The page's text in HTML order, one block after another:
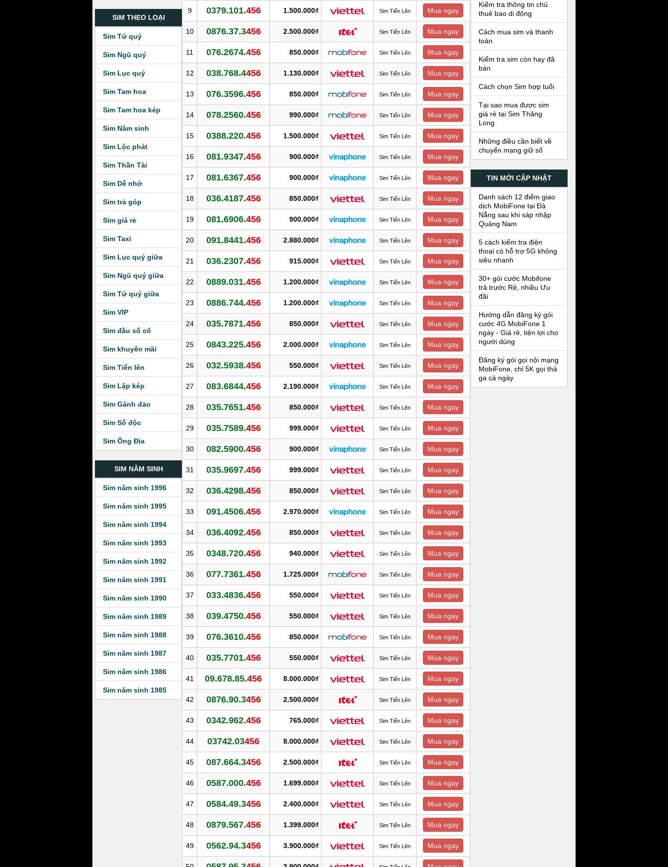
SIM THEO LOẠI
Sim Tứ quý
Sim Ngũ quý
Sim Lục quý
Sim Tam hoa
Sim Tam hoa kép
Sim Năm sinh
Sim Lộc phát
Sim Thần Tài
Sim Dễ nhớ
Sim trả góp
Sim giá rẻ
Sim Taxi
Sim Lục quý giữa
Sim Ngũ quý giữa
Sim Tứ quý giữa
Sim VIP
Sim đầu số cổ
Sim khuyến mãi
Sim Tiến lên
Sim Lặp kép
Sim Gánh đảo
Sim Số độc
Sim Ông Địa
SIM NĂM SINH
Sim năm sinh 1996
Sim năm sinh 1995
Sim năm sinh 1994
Sim năm sinh 1993
Sim năm sinh 1992
Sim năm sinh 1991
Sim năm sinh 1990
Sim năm sinh 1989
Sim năm sinh 1988
Sim năm sinh 1987
Sim năm sinh 1986
Sim năm sinh 1985
9 0379.101.456 1.500.000₫ Sim Tiến Lên Mua ngay
10 0876.37.3456 2.500.000₫ Sim Tiến Lên Mua ngay
11 076.2674.456 850.000₫ Sim Tiến Lên Mua ngay
12 038.768.4456 1.130.000₫ Sim Tiến Lên Mua ngay
13 076.3596.456 850.000₫ Sim Tiến Lên Mua ngay
14 078.2560.456 990.000₫ Sim Tiến Lên Mua ngay
15 0388.220.456 1.500.000₫ Sim Tiến Lên Mua ngay
16 081.9347.456 900.000₫ Sim Tiến Lên Mua ngay
17 081.6367.456 900.000₫ Sim Tiến Lên Mua ngay
18 036.4187.456 850.000₫ Sim Tiến Lên Mua ngay
19 081.6906.456 900.000₫ Sim Tiến Lên Mua ngay
20 091.8441.456 2.880.000₫ Sim Tiến Lên Mua ngay
21 036.2307.456 915.000₫ Sim Tiến Lên Mua ngay
22 0889.031.456 1.200.000₫ Sim Tiến Lên Mua ngay
23 0886.744.456 1.200.000₫ Sim Tiến Lên Mua ngay
24 035.7871.456 850.000₫ Sim Tiến Lên Mua ngay
25 0843.225.456 2.000.000₫ Sim Tiến Lên Mua ngay
26 032.5938.456 550.000₫ Sim Tiến Lên Mua ngay
27 083.6844.456 2.190.000₫ Sim Tiến Lên Mua ngay
28 035.7651.456 850.000₫ Sim Tiến Lên Mua ngay
29 035.7589.456 999.000₫ Sim Tiến Lên Mua ngay
30 082.5900.456 900.000₫ Sim Tiến Lên Mua ngay
31 035.9697.456 999.000₫ Sim Tiến Lên Mua ngay
32 036.4298.456 850.000₫ Sim Tiến Lên Mua ngay
33 091.4506.456 2.970.000₫ Sim Tiến Lên Mua ngay
34 036.4092.456 850.000₫ Sim Tiến Lên Mua ngay
35 0348.720.456 940.000₫ Sim Tiến Lên Mua ngay
36 077.7361.456 1.725.000₫ Sim Tiến Lên Mua ngay
37 033.4836.456 550.000₫ Sim Tiến Lên Mua ngay
38 039.4750.456 550.000₫ Sim Tiến Lên Mua ngay
39 076.3610.456 850.000₫ Sim Tiến Lên Mua ngay
40 035.7701.456 550.000₫ Sim Tiến Lên Mua ngay
41 09.678.85.456 8.000.000₫ Sim Tiến Lên Mua ngay
42 0876.90.3456 2.500.000₫ Sim Tiến Lên Mua ngay
43 0342.962.456 765.000₫ Sim Tiến Lên Mua ngay
44 03742.03456 8.000.000₫ Sim Tiến Lên Mua ngay
45 087.664.3456 2.500.000₫ Sim Tiến Lên Mua ngay
46 0587.000.456 1.699.000₫ Sim Tiến Lên Mua ngay
47 0584.49.3456 2.400.000₫ Sim Tiến Lên Mua ngay
48 0879.567.456 1.399.000₫ Sim Tiến Lên Mua ngay
49 0562.94.3456 3.900.000₫ Sim Tiến Lên Mua ngay
Kiểm tra thông tin chủ
thuê bao di động
Cách mua sim và thanh
toán
Kiểm tra sim còn hay đã
bán
Cách chọn Sim hợp tuổi
Tại sao mua được sim
giá rẻ tại Sim Thăng
Long
Những điều cần biết về
chuyển mạng giữ số
TIN MỚI CẬP NHẬT
Danh sách 12 điểm giao
dịch MobiFone tại Đà
Nẵng sau khi sáp nhập
Quảng Nam
5 cách kiểm tra điện
thoại có hỗ trợ 5G không
siêu nhanh
30+ gói cước Mobifone
trả trước Rẻ, nhiều Ưu
đãi
Hướng dẫn đăng ký gói
cước 4G MobiFone 1
ngày - Giá rẻ, tiện lợi cho
người dùng
Đăng ký gói gọi nội mạng
MobiFone, chỉ 5K gọi thả
ga cả ngày